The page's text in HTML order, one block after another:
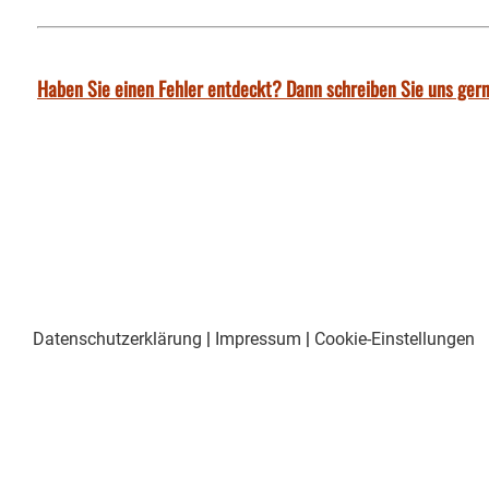
Haben Sie einen Fehler entdeckt? Dann schreiben Sie uns
Datenschutzerklärung | Impressum | Cookie-Einstellungen